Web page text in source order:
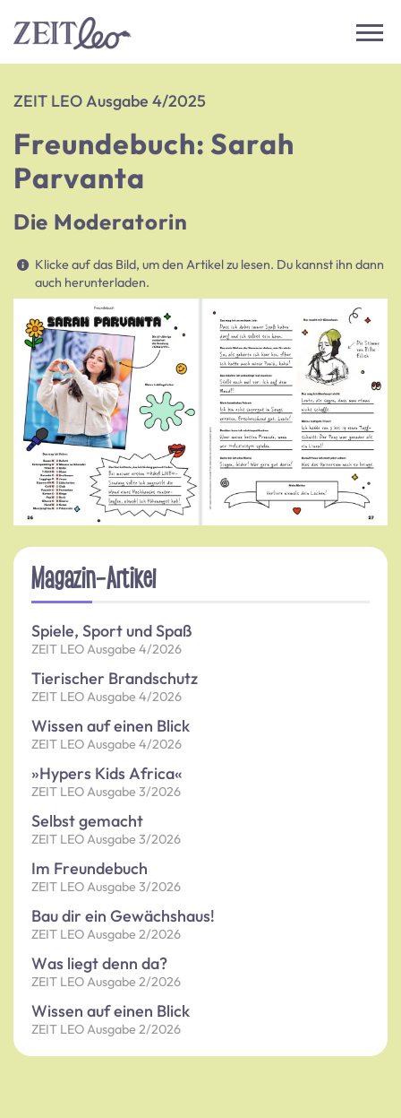
ZEIT LEO Ausgabe 4/2025
Freundebuch: Sarah
Parvanta
Die Moderatorin
Klicke auf das Bild, um den Artikel zu lesen. Du kannst ihn dann
auch herunterladen.
Magazin-Artikel
Spiele, Sport und Spaß
ZEIT LEO Ausgabe 4/2026
Tierischer Brandschutz
ZEIT LEO Ausgabe 4/2026
Wissen auf einen Blick
ZEIT LEO Ausgabe 4/2026
»Hypers Kids Africa«
ZEIT LEO Ausgabe 3/2026
Selbst gemacht
ZEIT LEO Ausgabe 3/2026
Im Freundebuch
ZEIT LEO Ausgabe 3/2026
Bau dir ein Gewächshaus!
ZEIT LEO Ausgabe 2/2026
Was liegt denn da?
ZEIT LEO Ausgabe 2/2026
Wissen auf einen Blick
ZEIT LEO Ausgabe 2/2026